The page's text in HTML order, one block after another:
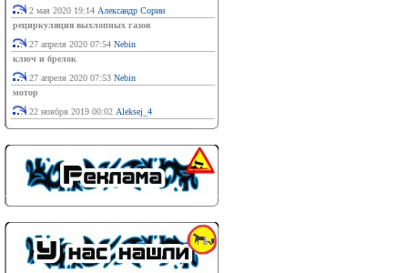
2 мая 2020 19:14 Александр Сорин
рециркуляция выхлопных газов
27 апреля 2020 07:54 Nebin
ключ и брелок
27 апреля 2020 07:53 Nebin
мотор
22 ноября 2019 00:02 Aleksej_4